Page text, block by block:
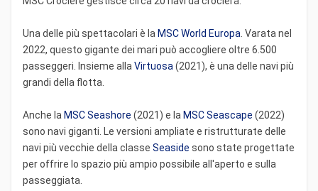
Una delle più spettacolari è la MSC World Europa . Varata nel
2022, questo gigante dei mari può accogliere oltre 6.500
passeggeri. Insieme alla Virtuosa (2021), è una delle navi più
grandi della flotta.
Anche la MSC Seashore (2021) e la MSC Seascape (2022)
sono navi giganti. Le versioni ampliate e ristrutturate delle
navi più vecchie della classe Seaside sono state progettate
per offrire lo spazio più ampio possibile all'aperto e sulla
passeggiata.